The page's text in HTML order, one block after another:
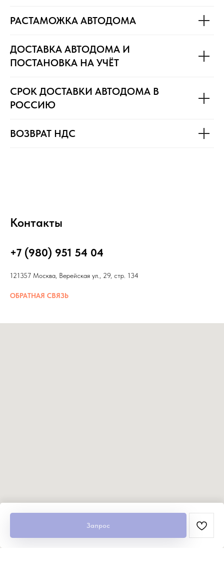
Запрос
РАСТАМОЖКА АВТОДОМА
ДОСТАВКА АВТОДОМА И
ПОСТАНОВКА НА УЧЁТ
СРОК ДОСТАВКИ АВТОДОМА В
РОССИЮ
ВОЗВРАТ НДС
Контакты
+7 (980) 951 54 04
121357 Москва, Верейская ул., 29, стр. 134
ОБРАТНАЯ СВЯЗЬ